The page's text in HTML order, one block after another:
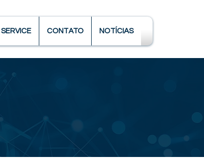
CONTATO NOTÍCIAS